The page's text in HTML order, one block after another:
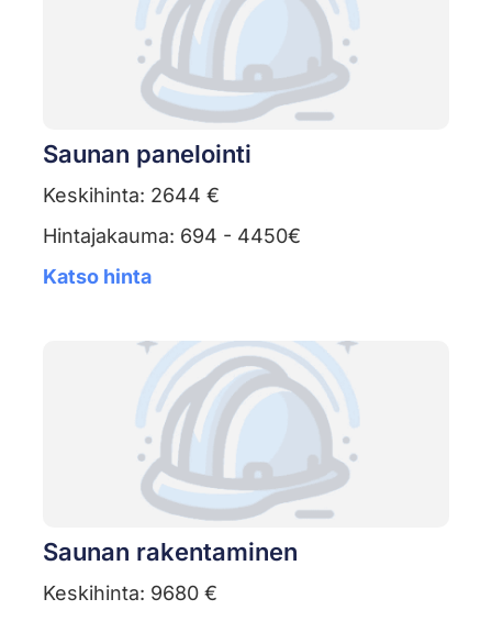
Saunan panelointi
Keskihinta: 2644 €
Hintajakauma: 694 - 4450€
Katso hinta
Saunan rakentaminen
Keskihinta: 9680 €